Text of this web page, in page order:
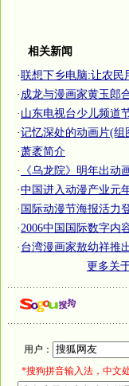
相关新闻
·联想下乡电脑:让农民
·成龙与漫画家黄玉郎
·山东电视台少儿频道
·记忆深处的动画片(组
·萧袤简介
· 《乌龙院》明年出动
·中国进入动漫产业元
·国际动漫节海报活力
·2006中国国际数字内
·台湾漫画家敖幼祥推
更多关
用户：
*搜狗拼音输入法，中文